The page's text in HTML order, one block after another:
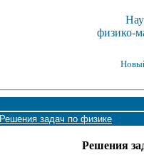
физико-
Решения задач по физике
Решения